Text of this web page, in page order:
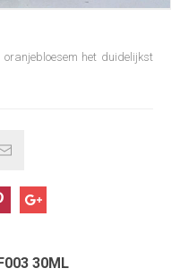
het duidelijkst
30ML